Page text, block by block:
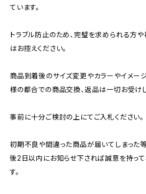
ています。
トラブル防止のため、完璧を求められる方
はお控えください。
商品到着後のサイズ変更やカラーやイメー
様の都合での商品交換、返品は一切お受け
事前に十分ご検討の上にてご入札ください。
初期不良や間違った商品が届いてしまった
後2日以内にお知らせ下されば誠意を持っ
す。